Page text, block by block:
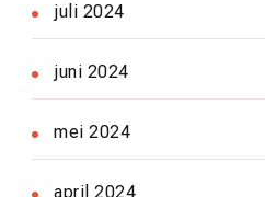
juli 2024
juni 2024
mei 2024
april 2024